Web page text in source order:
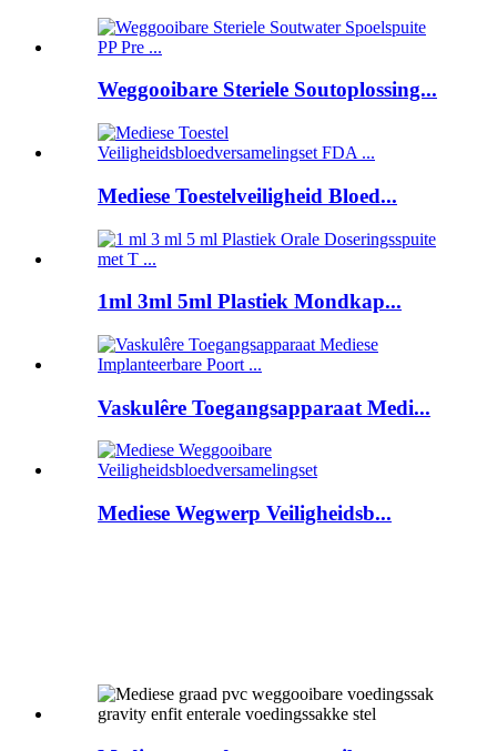
Weggooibare Steriele Soutoplossing...
Mediese Toestelveiligheid Bloed...
1ml 3ml 5ml Plastiek Mondkap...
Vaskulêre Toegangsapparaat Medi...
Mediese Wegwerp Veiligheidsb...